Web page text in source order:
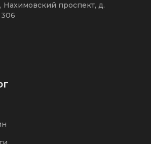
Нахимовский проспект, д.